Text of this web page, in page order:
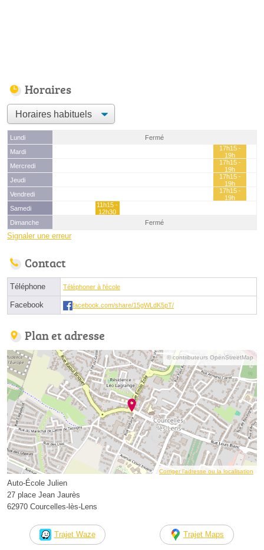
Horaires
Lundi
Fermé
Mardi
17h15 -
19h
Mercredi
17h15 -
19h
Jeudi
17h15 -
19h
Vendredi
17h15 -
19h
Samedi
11h15 -
12h30
Dimanche
Fermé
Signaler une erreur
Contact
Téléphone Téléphoner à l'école
Facebook facebook.com/share/15gWLdK5pT/
Plan et adresse
© contributeurs OpenStreetMap
Corriger l’adresse ou la localisation
Auto-École Julien
27 place Jean Jaurès
62970 Courcelles-lès-Lens
Trajet Waze Trajet Maps